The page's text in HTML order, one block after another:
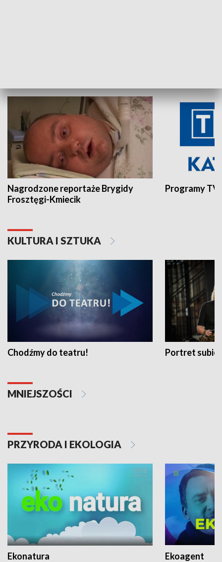
Nagrodzone reportaże Brygidy
Frosztęgi-Kmiecik
Programy
KULTURA I SZTUKA
Chodźmy do teatru! Portret
MNIEJSZOŚCI
PRZYRODA I EKOLOGIA
Ekonatura Ekoagent